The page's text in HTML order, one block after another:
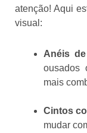
atenção! Aqui
visual:
Anéis
ousados
mais
Cintos
mudar